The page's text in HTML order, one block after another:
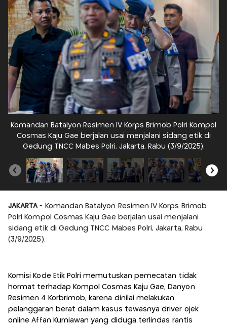
Komandan Batalyon Resimen IV Korps Brimob Polri Kompol
Cosmas Kaju Gae berjalan usai menjalani sidang etik di
Gedung TNCC Mabes Polri, Jakarta, Rabu (3/9/2025).
JAKARTA - Komandan Batalyon Resimen IV Korps Brimob
Polri Kompol Cosmas Kaju Gae berjalan usai menjalani
sidang etik di Gedung TNCC Mabes Polri, Jakarta, Rabu
(3/9/2025).
Komisi Kode Etik Polri memutuskan pemecatan tidak
hormat terhadap Kompol Cosmas Kaju Gae, Danyon
Resimen 4 Korbrimob, karena dinilai melakukan
pelanggaran berat dalam kasus tewasnya driver ojek
online Affan Kurniawan yang diduga terlindas rantis